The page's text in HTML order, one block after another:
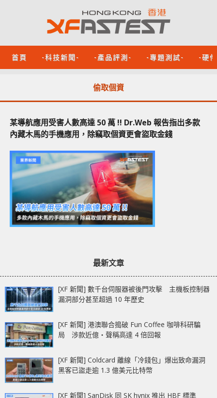
首頁 -科技新聞- -產品評測- -專題測試- -硬
偷取個資
某導航應用受害人數高達 50 萬 !! Dr.Web 報告指出多款
內藏木馬的手機應用，除竊取個資更會盜取金錢
最新文章
[XF 新聞] 數千台伺服器被後門攻擊 主機板控制器
漏洞部分甚至超過 10 年歷史
[XF 新聞] 港澳聯合搗破 Fun Coffee 咖啡科研騙
局 涉款近億‧聲稱高達 4 倍回報
[XF 新聞] Coldcard 離線「冷錢包」爆出致命漏洞
黑客已盜走逾 1.3 億美元比特幣
[XF 新聞] SanDisk 同 SK hynix 推出 HBF 標準